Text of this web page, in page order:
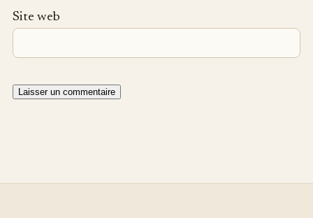
Site web